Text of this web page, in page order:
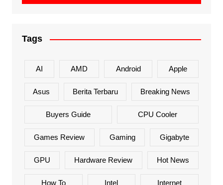
Tags
AI AMD Android Apple
Asus Berita Terbaru Breaking News
Buyers Guide CPU Cooler
Games Review Gaming Gigabyte
GPU Hardware Review Hot News
How To Intel Internet